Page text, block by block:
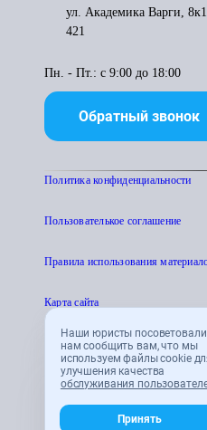
Наши юристы посоветовали
нам сообщить вам, что мы
используем файлы cookie
улучшения качества
обслуживания
Принять
ул. Академика Варги,
421
Пн. - Пт.: с 9:00 до 18:00
Обратный звонок
Политика конфиденциальности
Пользователькое соглашение
Правила использования
Карта сайта
© 1995 - 2026 «ЦЕНТР
CENTRATTEK.RU